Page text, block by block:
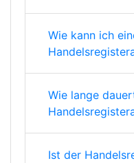
Wie kann ich
Wie lange
Ist der